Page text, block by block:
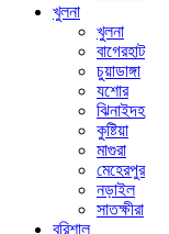
খুলনা
খুলনা
বাগেরহাট
চুয়াডাঙ্গা
যশোর
ঝিনাইদহ
কুষ্টিয়া
মাগুরা
মেহেরপুর
নড়াইল
সাতক্ষীরা
বরিশাল